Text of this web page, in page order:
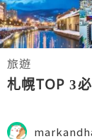
旅遊
札幌TOP 3